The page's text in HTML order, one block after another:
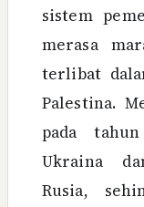
sistem
merasa
terlibat
Palestina.
pada
Ukraina
Rusia,